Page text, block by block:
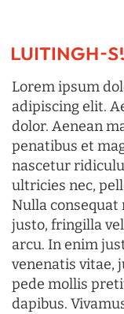
Lorem ipsum
adipiscing elit.
dolor. Aenean
penatibus et
nascetur
ultricies nec,
Nulla consequat
justo, fringilla
arcu. In enim
venenatis vitae,
pede mollis
dapibus.